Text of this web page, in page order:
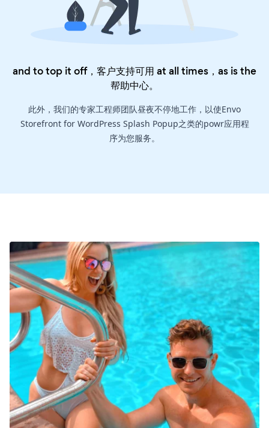
and to top it off，客户支持可用 at all times，as is the
帮助中心。
此外，我们的专家工程师团队昼夜不停地工作，以使Envo
Storefront for WordPress Splash Popup之类的powr应用程
序为您服务。